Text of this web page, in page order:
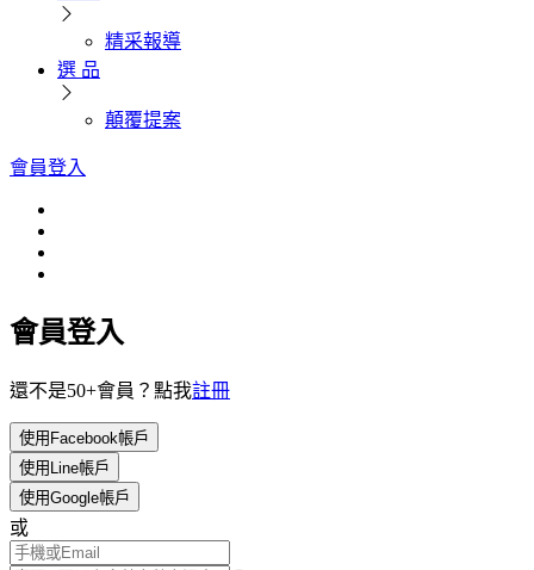
精采報導
選 品
顛覆提案
會員登入
會員登入
還不是50+會員？點我註冊
使用Facebook帳戶
使用Line帳戶
使用Google帳戶
或